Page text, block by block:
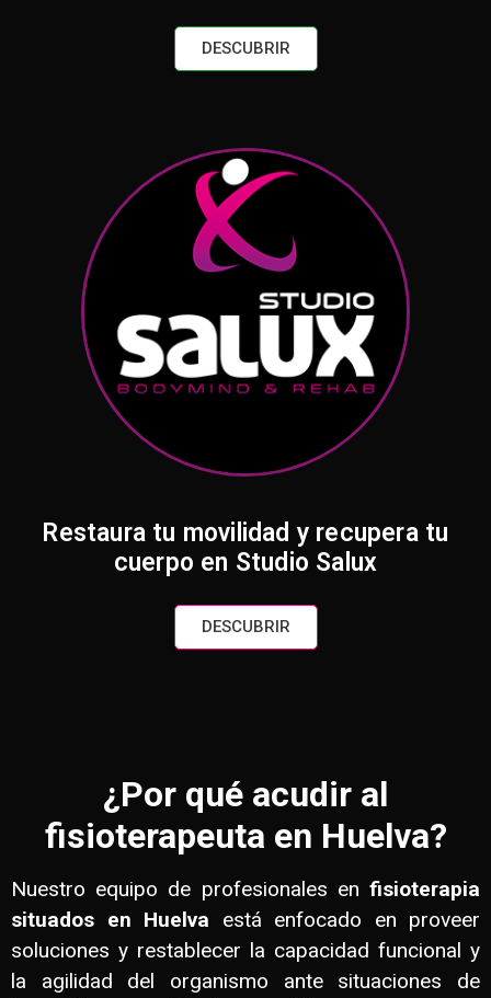
DESCUBRIR
Restaura tu movilidad y recupera tu
cuerpo en Studio Salux
DESCUBRIR
¿Por qué acudir al
fisioterapeuta en Huelva?
Nuestro equipo de profesionales en fisioterapia
situados en Huelva está enfocado en proveer
soluciones y restablecer la capacidad funcional y
la agilidad del organismo ante situaciones de